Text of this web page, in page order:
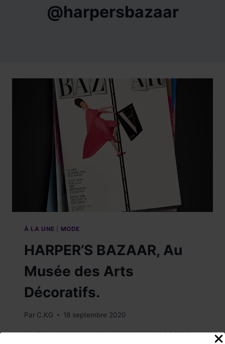
@harpersbazaar
À LA UNE MODE
HARPER’S BAZAAR, Au
Musée des Arts
Décoratifs.
Par C.KG 18 septembre 2020
Le Premier Magazine de Mode HARPER’S